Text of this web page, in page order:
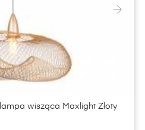
wisząca Maxlight Złoty